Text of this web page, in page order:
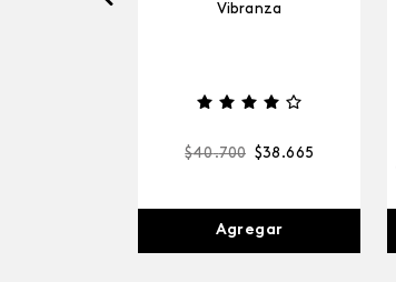
Vibranza
$40.700 $38 .665
Agregar